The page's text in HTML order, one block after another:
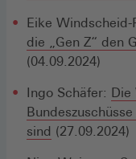
Eike Windscheid-
die „Gen Z“ den
(04.09.2024)
Ingo Schäfer: Die
sind (27.09.2024)